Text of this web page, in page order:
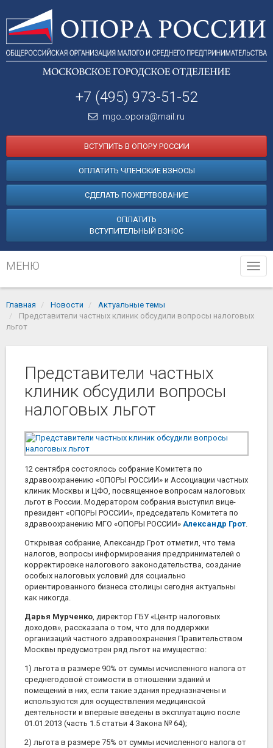
+7 (495) 973-51-52
mgo_opora@mail.ru
ВСТУПИТЬ В ОПОРУ РОССИИ
ОПЛАТИТЬ ЧЛЕНСКИЕ ВЗНОСЫ
СДЕЛАТЬ ПОЖЕРТВОВАНИЕ
ОПЛАТИТЬ
ВСТУПИТЕЛЬНЫЙ ВЗНОС
МЕНЮ
Главная Новости
Актуальные темы
Представители частных клиник обсудили вопросы налоговых
льгот
Представители частных
клиник обсудили вопросы
налоговых льгот
12 сентября состоялось собрание Комитета по
здравоохранению «ОПОРЫ РОССИИ» и Ассоциации частных
клиник Москвы и ЦФО, посвященное вопросам налоговых
льгот в России. Модератором собрания выступил вице-
президент «ОПОРЫ РОССИИ», председатель Комитета по
здравоохранению МГО «ОПОРЫ РОССИИ» Александр Грот.
Открывая собрание, Александр Грот отметил, что тема
налогов, вопросы информирования предпринимателей о
корректировке налогового законодательства, создание
особых налоговых условий для социально
ориентированного бизнеса столицы сегодня актуальны
как никогда.
Дарья Мурченко, директор ГБУ «Центр налоговых
доходов», рассказала о том, что для поддержки
организаций частного здравоохранения Правительством
Москвы предусмотрен ряд льгот на имущество:
1) льгота в размере 90% от суммы исчисленного налога от
среднегодовой стоимости в отношении зданий и
помещений в них, если такие здания предназначены и
используются для осуществления медицинской
деятельности и впервые введены в эксплуатацию после
01.01.2013 (часть 1.5 статьи 4 Закона № 64);
2) льгота в размере 75% от суммы исчисленного налога от